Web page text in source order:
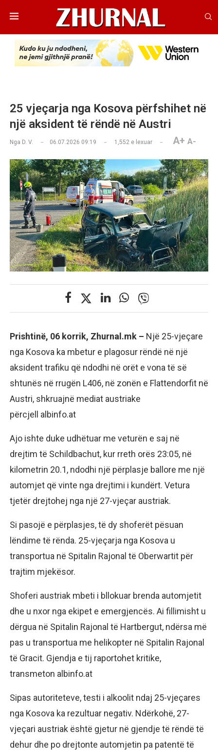
25 vjeçarja nga Kosova përfshihet në
një aksident të rëndë në Austri
Nga D. V. 06.07.2026 09:19 1,552 e lexuar A+ A-
Prishtinë, 06 korrik, Zhurnal.mk – Një 25-vjeçare
nga Kosova ka mbetur e plagosur rëndë në një
aksident trafiku që ndodhi në orët e vona të së
shtunës në rrugën L406, në zonën e Flattendorfit në
Austri, shkruajnë mediat austriake
përcjell albinfo.at
Ajo ishte duke udhëtuar me veturën e saj në
drejtim të Schildbachut, kur rreth orës 23:05, në
kilometrin 20.1, ndodhi një përplasje ballore me një
automjet që vinte nga drejtimi i kundërt. Vetura
tjetër drejtohej nga një 27-vjeçar austriak.
Si pasojë e përplasjes, të dy shoferët pësuan
lëndime të rënda. 25-vjeçarja nga Kosova u
transportua në Spitalin Rajonal të Oberwartit për
trajtim mjekësor.
Shoferi austriak mbeti i bllokuar brenda automjetit
dhe u nxor nga ekipet e emergjencës. Ai fillimisht u
dërgua në Spitalin Rajonal të Hartbergut, ndërsa më
pas u transportua me helikopter në Spitalin Rajonal
të Gracit. Gjendja e tij raportohet kritike,
transmeton albinfo.at
Sipas autoriteteve, testi i alkoolit ndaj 25-vjeçares
nga Kosova ka rezultuar negativ. Ndërkohë, 27-
vjeçari austriak është gjetur në gjendje të rëndë të
dehur dhe po drejtonte automjetin pa patentë të